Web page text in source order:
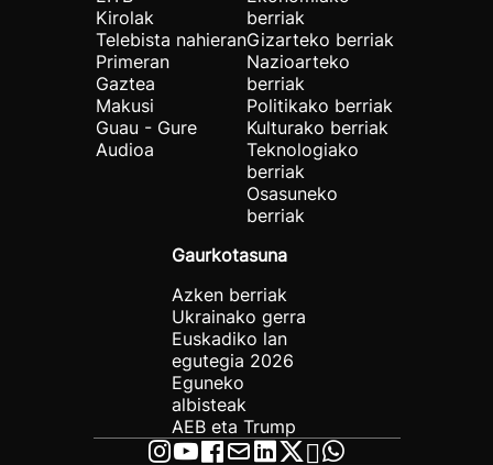
Kirolak
Telebista nahieran
Primeran
Gaztea
Makusi
Guau - Gure
Audioa
berriak
Gizarteko berriak
Nazioarteko
berriak
Politikako berriak
Kulturako berriak
Teknologiako
berriak
Osasuneko
berriak
Gaurkotasuna
Azken berriak
Ukrainako gerra
Euskadiko lan
egutegia 2026
Eguneko
albisteak
AEB eta Trump